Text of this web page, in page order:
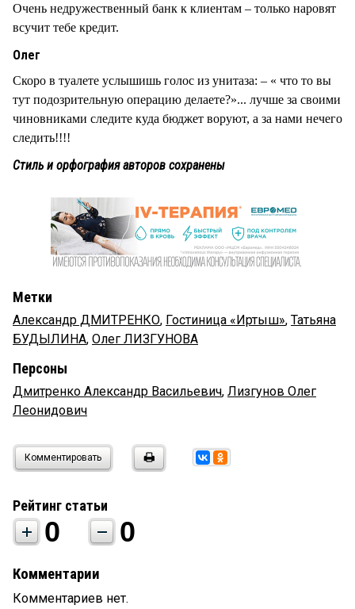
Очень недружественный банк к клиентам – только наровят
всучит тебе кредит.
Олег
Скоро в туалете услышишь голос из унитаза: – « что то вы
тут подозрительную операцию делаете?»... лучше за своими
чиновниками следите куда бюджет воруют, а за нами нечего
следить!!!!
Стиль и орфография авторов сохранены
Метки
Александр ДМИТРЕНКО, Гостиница «Иртыш», Татьяна
БУДЫЛИНА, Олег ЛИЗГУНОВА
Персоны
Дмитренко Александр Васильевич, Лизгунов Олег
Леонидович
Комментировать
Рейтинг статьи
0 0
Комментарии
Комментариев нет.